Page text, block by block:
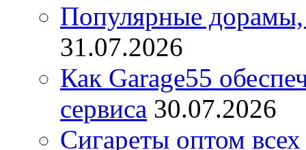
Популярные дорамы,
31.07.2026
Как Garage55
сервиса 30.07.2026
Сигареты оптом